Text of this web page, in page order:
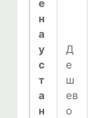
е
н
а
у
с
т
а
н
Д
е
ш
ев
о